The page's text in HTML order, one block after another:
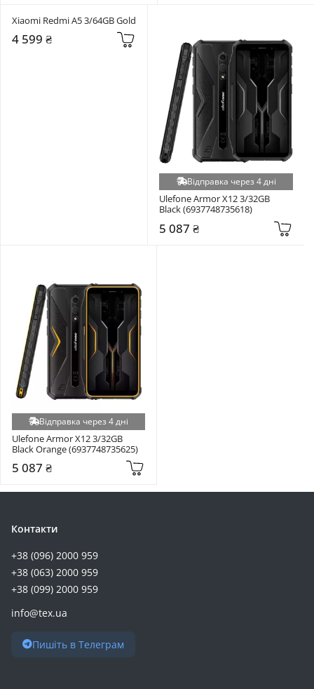
Xiaomi Redmi A5 3/64GB Gold
4 599 ₴
Відправка через 4 дні
Ulefone Armor X12 3/32GB
Black (6937748735618)
5 087 ₴
Відправка через 4 дні
Ulefone Armor X12 3/32GB
Black Orange (6937748735625)
5 087 ₴
Контакти
+38 (096) 2000 959
+38 (063) 2000 959
+38 (099) 2000 959
info@tex.ua
Пишіть в Телеграм